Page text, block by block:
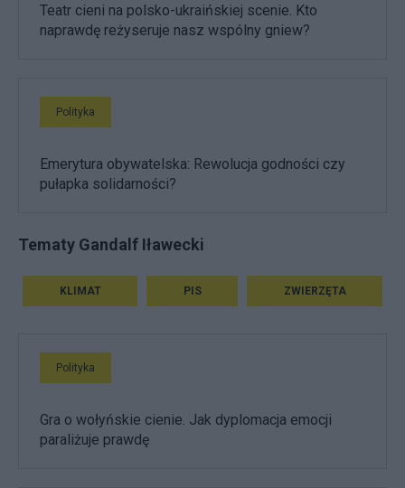
Teatr cieni na polsko-ukraińskiej scenie. Kto
naprawdę reżyseruje nasz wspólny gniew?
Polityka
Emerytura obywatelska: Rewolucja godności czy
pułapka solidarności?
Tematy Gandalf Iławecki
KLIMAT PIS ZWIERZĘTA
Polityka
Gra o wołyńskie cienie. Jak dyplomacja emocji
paraliżuje prawdę